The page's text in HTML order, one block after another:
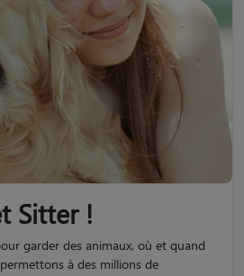
Sitter !
garder des animaux, où et quand
à des millions de